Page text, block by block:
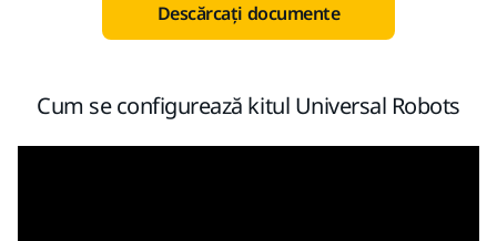
Descărcați documente
Cum se configurează kitul Universal Robots